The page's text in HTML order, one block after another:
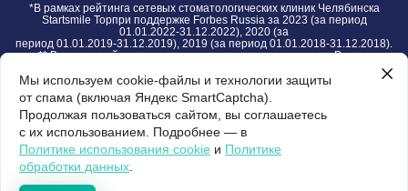
Мы используем cookie-файлы и технологии защиты
от спама (включая Яндекс SmartCaptcha).
Продолжая пользоваться сайтом, вы соглашаетесь
с их использованием. Подробнее — в
Политике использования cookie и Политике
обработки данных
*В рамках рейтинга сетевых стоматологических клиник Челябинска
Startsmile Topпри поддержке Forbes Russia за 2023 (за период
01.01.2022-31.12.2022), 2020 (за
период 01.01.2019-31.12.2019), 2019 (за период 01.01.2018-31.12.2018).
** В рамках рейтинга частных стоматологических клиник России
01.01.2023-31.12.2023)
*** В рамках рейтинга Startsmile детских стоматологических клиник
Челябинска за 2021
Правовая информация группы клиник | Пользовательское соглашение |
для слабовидящих